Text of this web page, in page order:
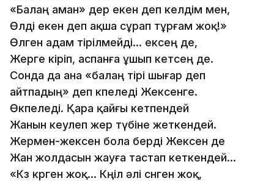
«Балаң аман» дер екен деп келдім мен,
Өлді екен деп ақша сұрап тұрғам жоқ!»
Өлген адам тірілмейді… ексең де,
Жерге кіріп, аспанға ұшып кетсең де.
Сонда да ана «балаң тірі шығар деп
айтпадың» деп өкпеледі Жексенге.
Өкпеледі. Қара қайғы кетпендей
Жанын кеулеп жер түбіне жеткендей.
Жермен-жексен бола берді Жексен де
Жан жолдасын жауға тастап кеткендей…
«Көз көрген жоқ… Көңіл әлі сөнген жоқ,